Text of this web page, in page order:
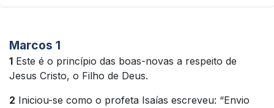
Marcos 1
1 Este é o princípio das boas-novas a respeito de
Jesus Cristo, o Filho de Deus.
2 Iniciou-se como o profeta Isaías escreveu: “Envio